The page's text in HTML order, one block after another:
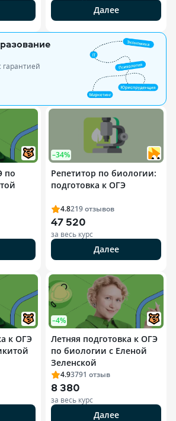
Далее
гарантией
по
–34%
Репетитор по биологии:
подготовка к ОГЭ
4.8219отзывов
47 520
за весь курс
Далее
к ОГЭ
–4%
Летняя подготовка к ОГЭ
по биологии с Еленой
Зеленской
4.93791 отзыв
8 380
за весь курс
Далее